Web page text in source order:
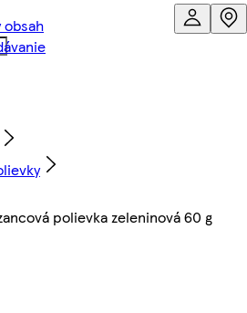
obsah
polievka zeleninová 60 g